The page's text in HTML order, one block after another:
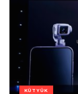
KÜTYÜK